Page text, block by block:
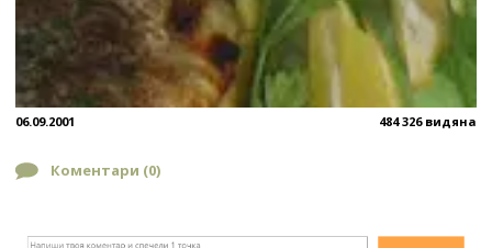
06.09.2001 484 326 видяна
Коментари (0)